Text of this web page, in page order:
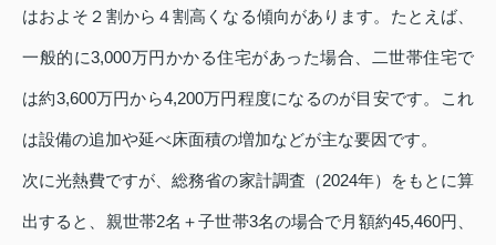
はおよそ２割から４割高くなる傾向があります。たとえば、
一般的に3,000万円かかる住宅があった場合、二世帯住宅で
は約3,600万円から4,200万円程度になるのが目安です。これ
は設備の追加や延べ床面積の増加などが主な要因です。
次に光熱費ですが、総務省の家計調査（2024年）をもとに算
出すると、親世帯2名＋子世帯3名の場合で月額約45,460円、